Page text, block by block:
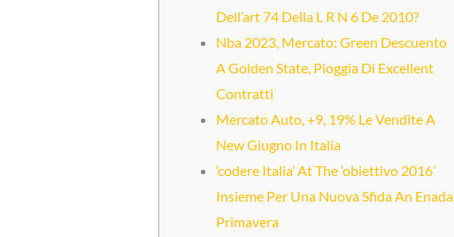
Dell’art 74 Della L R N 6 De 2010?
Nba 2023, Mercato: Green Descuento
A Golden State, Pioggia Di Excellent
Contratti
Mercato Auto, +9, 19% Le Vendite A
New Giugno In Italia
‘codere Italia’ At The ‘obiettivo 2016’
Insieme Per Una Nuova Sfida An Enada
Primavera